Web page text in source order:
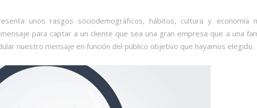
unos rasgos sociodemográficos, hábitos, cultura y economía
para captar a un cliente que sea una gran empresa que a una
nuestro mensaje en función del público objetivo que hayamos elegido.